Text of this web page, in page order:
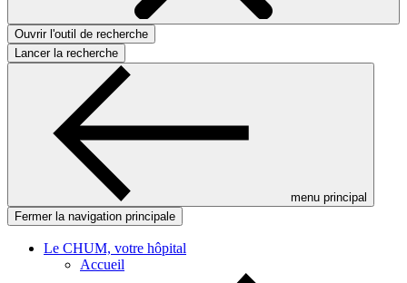
Ouvrir l'outil de recherche
Lancer la recherche
menu principal
Fermer la navigation principale
Le CHUM, votre hôpital
Accueil